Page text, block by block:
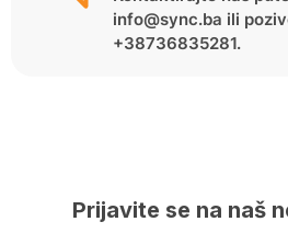
info@sync.ba ili
+38736835281.
Prijavite se na naš